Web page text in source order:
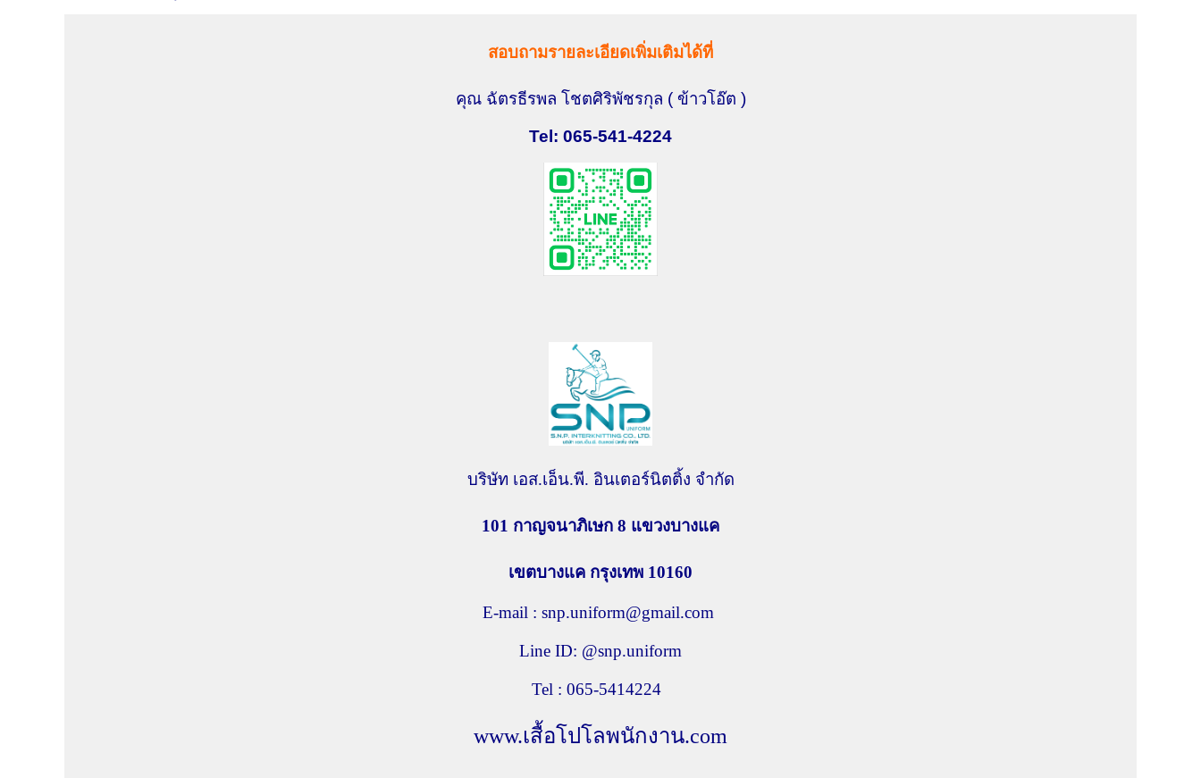
สอบถามรายละเอียดเพิ่มเติมได้ที่
คุณ ฉัตรธีรพล โชตศิริพัชรกุล ( ข้าวโอ๊ต )
Tel: 065-541-4224
บริษัท เอส.เอ็น.พี. อินเตอร์นิตติ้ง จำกัด
101 กาญจนาภิเษก 8 แขวงบางแค
เขตบางแค กรุงเทพ 10160
E-mail : snp.uniform@gmail.com
Line ID: @snp.uniform
Tel : 065-5414224
www.เสื้อโปโลพนักงาน.com